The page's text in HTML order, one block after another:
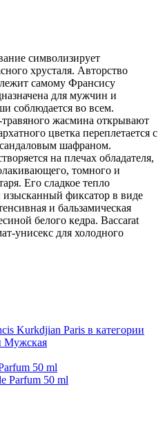
символизирует
хрусталя. Авторство
самому Франсису
для мужчин и
соблюдается во всем.
жасмина открывают
цветка переплетается с
шафраном.
на плечах обладателя,
томного и
Его сладкое тепло
фиксатор в виде
и бальзамическая
белого кедра. Baccarat
унисекс для холодного
Kurkdjian Paris в категории
Мужская
50 ml